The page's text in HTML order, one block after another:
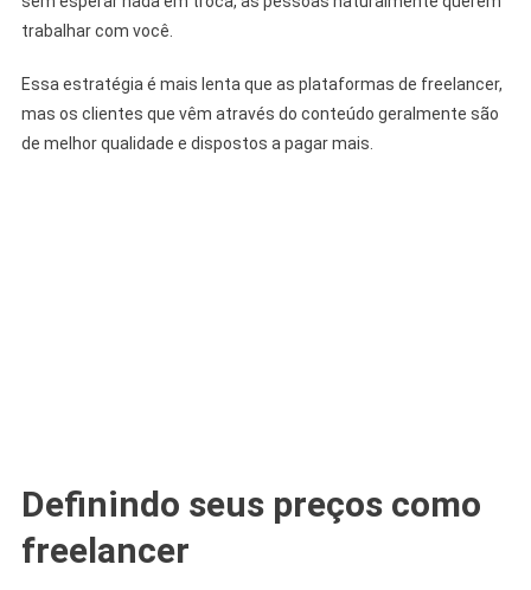
trabalhar com você.
Essa estratégia é mais lenta que as plataformas de freelancer,
mas os clientes que vêm através do conteúdo geralmente são
de melhor qualidade e dispostos a pagar mais.
Definindo seus preços como
freelancer